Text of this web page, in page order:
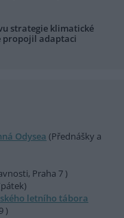
strategie klimatické
propojil adaptaci
Odysea (Přednášky a
Praha 7 )
letního tábora
)